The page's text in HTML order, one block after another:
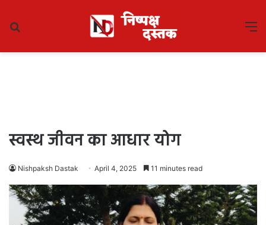
स्वस्थ जीवन का आधार योग
Nishpaksh Dastak April 4, 2025 11 minutes read